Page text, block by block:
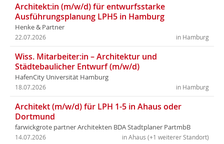
Architekt:in (m/w/d) für entwurfsstarke
Ausführungsplanung LPH5 in Hamburg
Henke & Partner
in Hamburg
22.07.2026
Wiss. Mitarbeiter:in – Architektur und
Städtebaulicher Entwurf (m/w/d)
HafenCity Universität Hamburg
in Hamburg
18.07.2026
Architekt (m/w/d) für LPH 1-5 in Ahaus oder
Dortmund
farwickgrote partner Architekten BDA Stadtplaner PartmbB
in Ahaus (+1 weiterer Standort)
14.07.2026